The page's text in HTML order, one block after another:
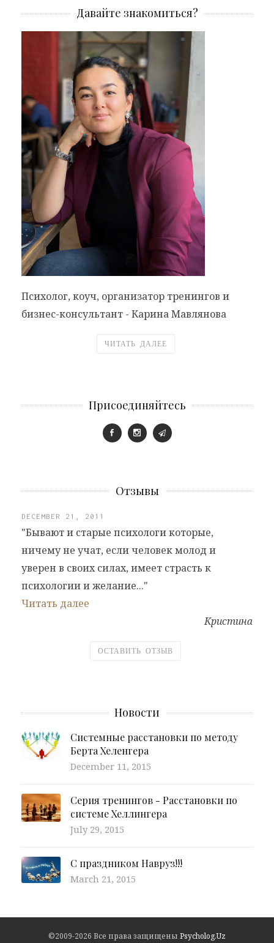
Давайте знакомиться?
Психолог, коуч, организатор тренингов и
бизнес-консультант - Карина Мавлянова
ЧИТАТЬ ДАЛЕЕ
Присоединяйтесь
Отзывы
DECEMBER 21, 2011
"Бывают и старые психологи которые,
ничему не учат, если человек молод и
уверен в своих силах, имеет страсть к
психологии и желание..."
Читать далее
Кристина
ОСТАВИТЬ ОТЗЫВ
Новости
Системные расстановки по методу
Берта Хеленгера
December 11, 2015
Серия тренингов - Расстановки по
системе Хеллингера
July 29, 2015
С праздником Навруз!!!
March 21, 2015
©2009-2026 Все права защищены Psycholog.Uz